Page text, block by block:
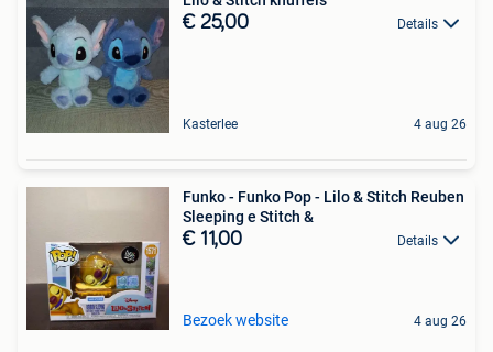
€ 25,00 Details
Kasterlee 4 aug 26
Funko - Funko Pop - Lilo & Stitch Reuben
Sleeping e Stitch &
€ 11,00 Details
Bezoek website 4 aug 26